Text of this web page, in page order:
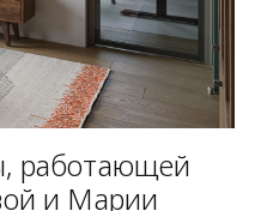
работающей
и Марии